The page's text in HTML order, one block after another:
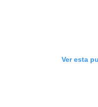
Ver esta